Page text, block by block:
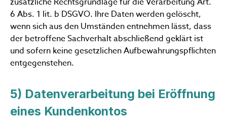
6 Abs. 1 lit. b DSGVO. Ihre Daten werden gelöscht,
wenn sich aus den Umständen entnehmen lässt, dass
der betroffene Sachverhalt abschließend geklärt ist
und sofern keine gesetzlichen Aufbewahrungspflichten
entgegenstehen.
5) Datenverarbeitung bei Eröffnung
eines Kundenkontos